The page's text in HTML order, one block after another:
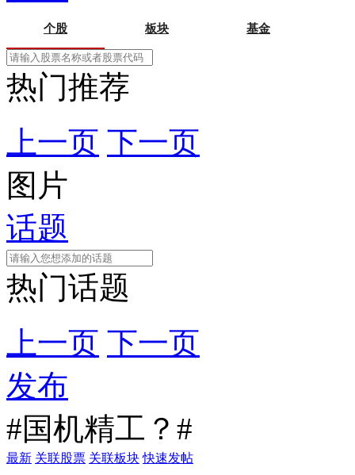
个股 板块 基金
热门推荐
上一页 下一页
图片
话题
热门话题
上一页 下一页
发布
#国机精工？#
最新 关联股票 关联板块 快速发帖